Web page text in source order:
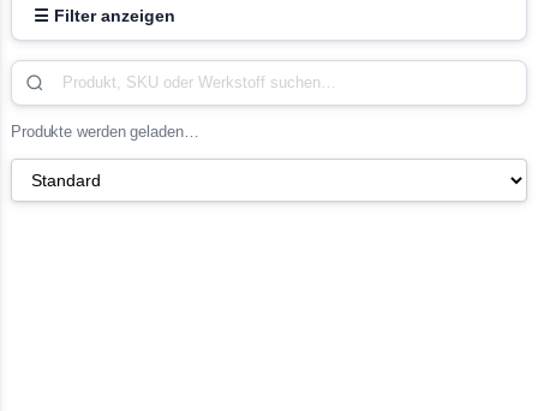
☰ Filter anzeigen
Produkte werden geladen…